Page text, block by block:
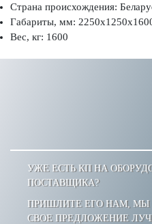
УЖЕ ЕСТЬ КП НА
ПОСТАВЩИКА?
ПРИШЛИТЕ ЕГО НАМ, МЫ
СВОЕ ПРЕДЛОЖЕНИЕ
Страна происхождения:
Габариты, мм:
Вес, кг: 1600